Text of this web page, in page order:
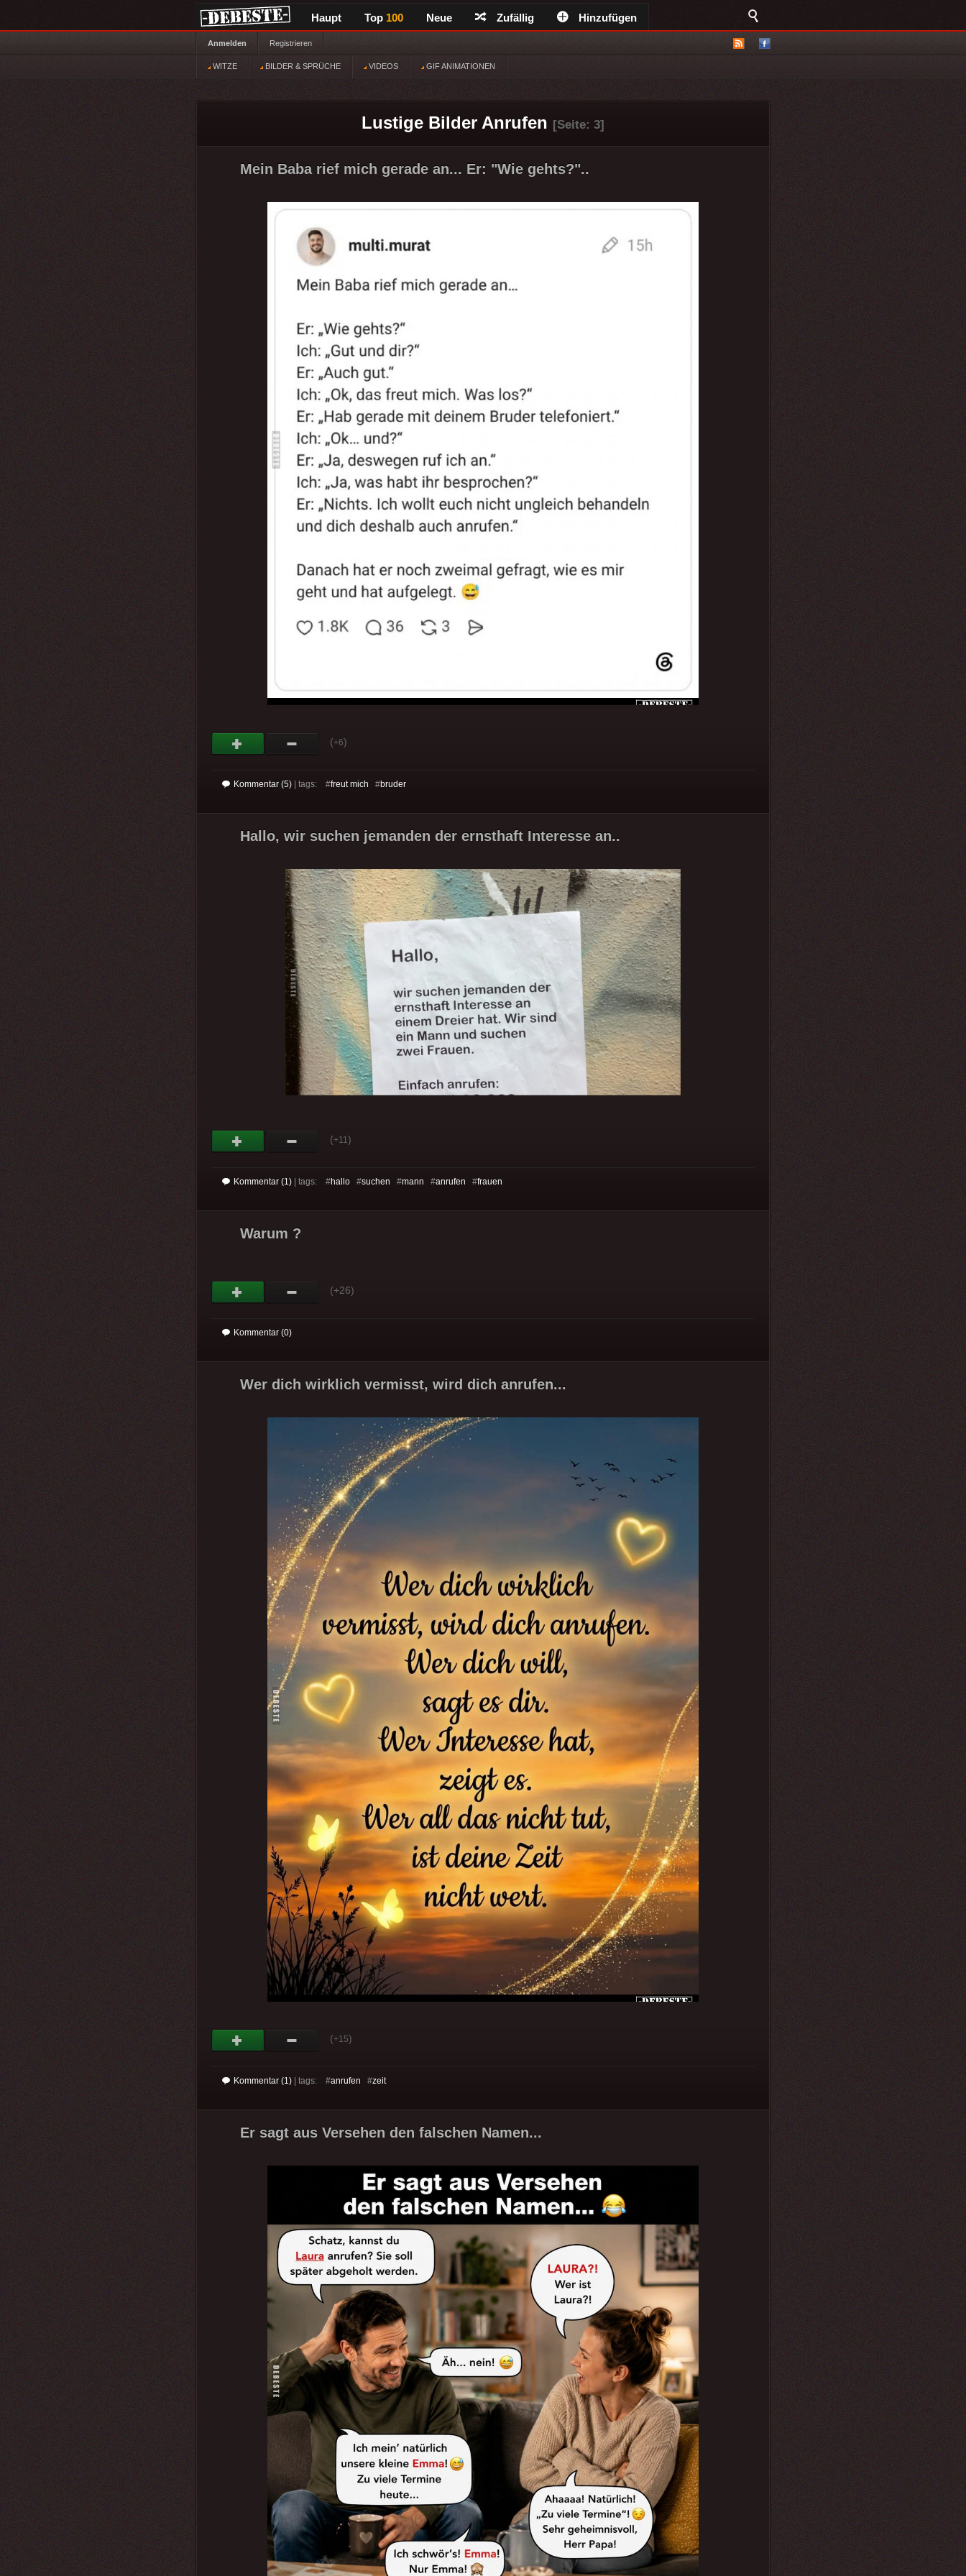
Haupt Top 100 Neue Zufällig Hinzufügen
Anmelden Registrieren
WITZE BILDER & SPRÜCHE VIDEOS GIF ANIMATIONEN
Lustige Bilder Anrufen [Seite: 3]
Mein Baba rief mich gerade an... Er: "Wie gehts?"..
(+6)
Kommentar (5) | tags: #freut mich #bruder
Hallo, wir suchen jemanden der ernsthaft Interesse an..
(+11 )
Kommentar (1) | tags: #hallo #suchen #mann #anrufen #frauen
Warum ?
(+26)
Kommentar (0)
Wer dich wirklich vermisst, wird dich anrufen...
(+15)
Kommentar (1) | tags: #anrufen #zeit
Er sagt aus Versehen den falschen Namen...